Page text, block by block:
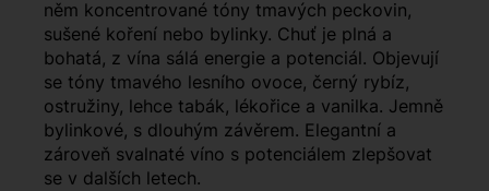
něm koncentrované tóny tmavých peckovin,
sušené koření nebo bylinky. Chuť je plná a
bohatá, z vína sálá energie a potenciál. Objevují
se tóny tmavého lesního ovoce, černý rybíz,
ostružiny, lehce tabák, lékořice a vanilka. Jemně
bylinkové, s dlouhým závěrem. Elegantní a
zároveň svalnaté víno s potenciálem zlepšovat
se v dalších letech.